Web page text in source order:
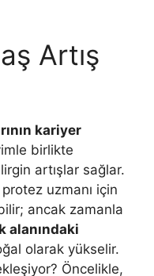
Artış
kariyer
birlikte
artışlar sağlar.
uzmanı için
ancak zamanla
alanındaki
olarak yükselir.
Öncelikle,